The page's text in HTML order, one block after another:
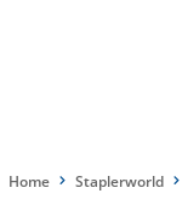
Home Staplerworld